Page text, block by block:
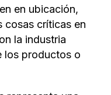
en ubicación,
cosas críticas en
la industria
los productos o